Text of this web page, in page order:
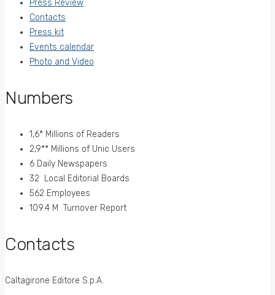
Press Review
Contacts
Press kit
Events calendar
Photo and Video
Numbers
1,6* Millions of Readers
2,9** Millions of Unic Users
6 Daily Newspapers
32 Local Editorial Boards
562 Employees
109.4 M Turnover Report
Contacts
Caltagirone Editore S.p.A.